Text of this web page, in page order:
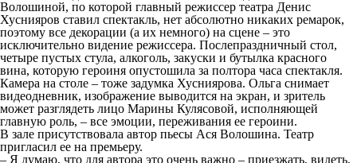
Волошиной, по которой главный режиссер театра Денис
Хуснияров ставил спектакль, нет абсолютно никаких ремарок,
поэтому все декорации (а их немного) на сцене – это
исключительно видение режиссера. Послепраздничный стол,
четыре пустых стула, алкоголь, закуски и бутылка красного
вина, которую героиня опустошила за полтора часа спектакля.
Камера на столе – тоже задумка Хусниярова. Ольга снимает
видеодневник, изображение выводится на экран, и зритель
может разглядеть лицо Марины Кулясовой, исполняющей
главную роль, – все эмоции, переживания ее героини.
В зале присутствовала автор пьесы Ася Волошина. Театр
пригласил ее на премьеру.
– Я думаю, что для автора это очень важно – приезжать, видеть,